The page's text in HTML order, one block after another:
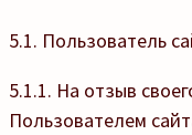
5.1. Пользователь
5.1.1. На отзыв
Пользователем